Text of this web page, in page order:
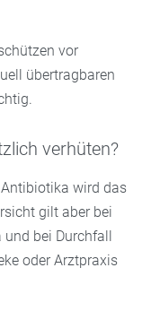
vor
übertragbaren
verhüten?
wird das
gilt aber bei
bei Durchfall
oder Arztpraxis